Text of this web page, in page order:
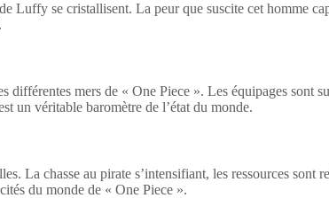
Luffy se cristallisent. La peur que suscite cet homme
mers de « One Piece ». Les équipages sont
un véritable baromètre de l’état du monde.
La chasse au pirate s’intensifiant, les ressources sont
du monde de « One Piece ».